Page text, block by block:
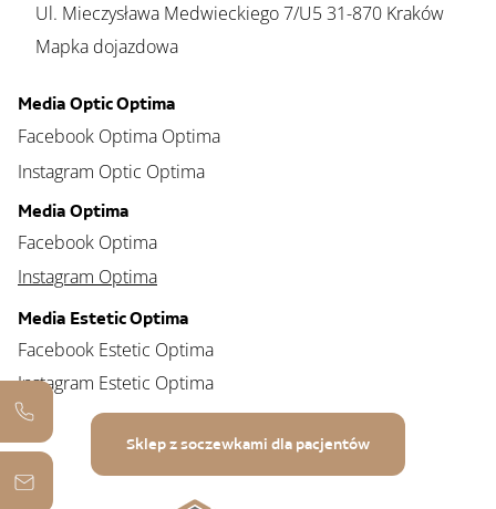
Ul. Mieczysława Medwieckiego 7/U5 31-870 Kraków
Mapka dojazdowa
Media Optima
Facebook Optima
Instagram Optima
Media Optic Optima
Facebook Optima Optima
Instagram Optic Optima
Media Estetic Optima
Facebook Estetic Optima
Instagram Estetic Optima
Sklep z soczewkami dla pacjentów